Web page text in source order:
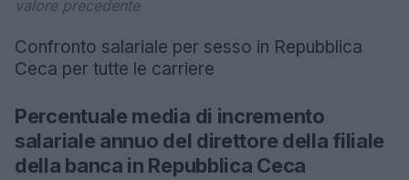
valore precedente
Confronto salariale per sesso in Repubblica
Ceca per tutte le carriere
Percentuale media di incremento
salariale annuo del direttore della filiale
della banca in Repubblica Ceca